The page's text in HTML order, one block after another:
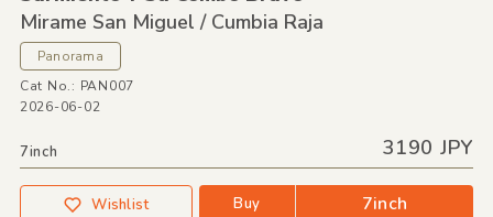
Mirame San Miguel /Cumbia Raja
Panorama
Cat No.: PAN007
2026-06-02
7inch 3190 JPY
Wishlist Buy 7inch